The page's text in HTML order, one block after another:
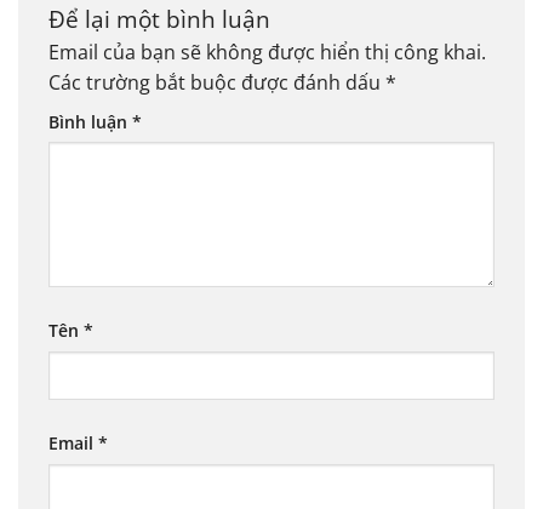
Để lại một bình luận
Email của bạn sẽ không được hiển thị công khai.
Các trường bắt buộc được đánh dấu *
Bình luận *
Tên *
Email *